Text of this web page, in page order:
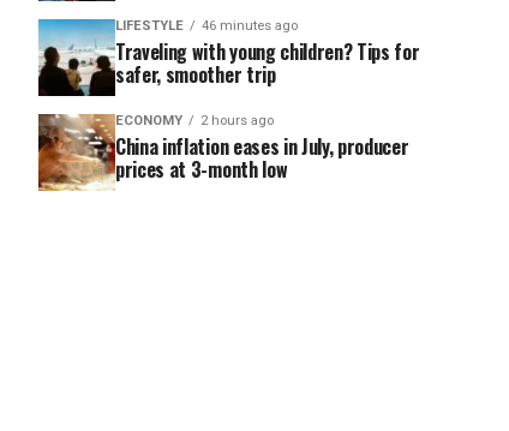
LIFESTYLE 46 minutes ago
Traveling with young children? Tips for
safer, smoother trip
ECONOMY 2 hours ago
China inflation eases in July, producer
prices at 3-month low